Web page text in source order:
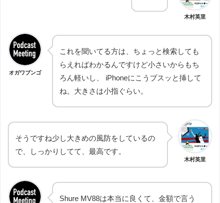
木村英里
オガワブンゴ
これを聞いてる方は、ちょっと検索しても
らえればわかるんですけど小さいからもち
ろん軽いし、 iPhoneにこうブスッと挿して
ね。大きさは小指ぐらい。
木村英里
そうですね少し大きめの風防をしているの
で、しっかりしてて、最高です。
Shure MV88は本当に良くて、金額で言う